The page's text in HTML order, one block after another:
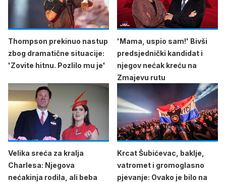
Thompson prekinuo nastup
zbog dramatične situacije:
'Zovite hitnu. Pozlilo mu je'
'Mama, uspio sam!' Bivši
predsjednički kandidat i
njegov nećak kreću na
Zmajevu rutu
Velika sreća za kralja
Charlesa: Njegova
nećakinja rodila, ali beba
Krcat Šubićevac, baklje,
vatromet i gromoglasno
pjevanje: Ovako je bilo na